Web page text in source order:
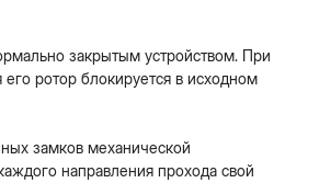
закрытым устройством. При
ротор блокируется в исходном
замков механической
направления прохода свой